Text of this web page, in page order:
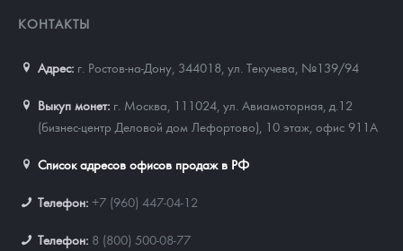
КОНТАКТЫ
Адрес: г. Ростов-на-Дону, 344018 ул. Текучева, №139/94
Выкуп монет: г. Москва, 111024, ул. Авиамоторная, д.12
(бизнес-центр Деловой дом Лефортово), 10 этаж, офис 911А
Список адресов офисов продаж в РФ
Телефон: +7 (960) 447-04-12
Телефон: 8 (800) 500-08-77